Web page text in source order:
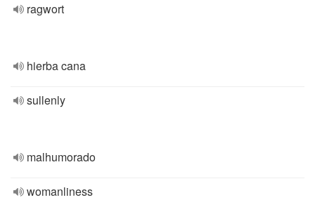
ragwort
hierba cana
sullenly
malhumorado
womanliness